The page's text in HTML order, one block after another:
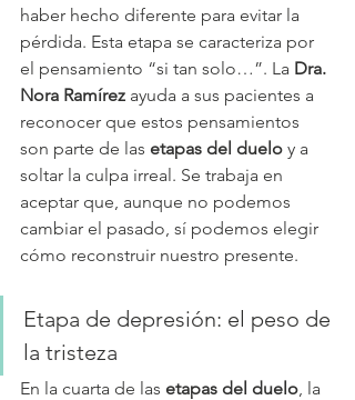
haber hecho diferente para evitar la
pérdida. Esta etapa se caracteriza por
el pensamiento “si tan solo…”. La Dra.
Nora Ramírez ayuda a sus pacientes a
reconocer que estos pensamientos
son parte de las etapas del duelo y a
soltar la culpa irreal. Se trabaja en
aceptar que, aunque no podemos
cambiar el pasado, sí podemos elegir
cómo reconstruir nuestro presente.
Etapa de depresión: el peso de
la tristeza
En la cuarta de las etapas del duelo , la